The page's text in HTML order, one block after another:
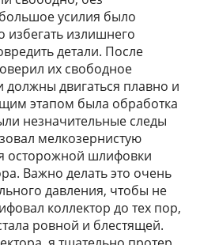
усилия было
излишнего
детали. После
их свободное
должны двигаться плавно и
этапом была обработка
незначительные следы
мелкозернистую
осторожной шлифовки
Важно делать это очень
давления, чтобы не
коллектор до тех пор,
ровной и блестящей.